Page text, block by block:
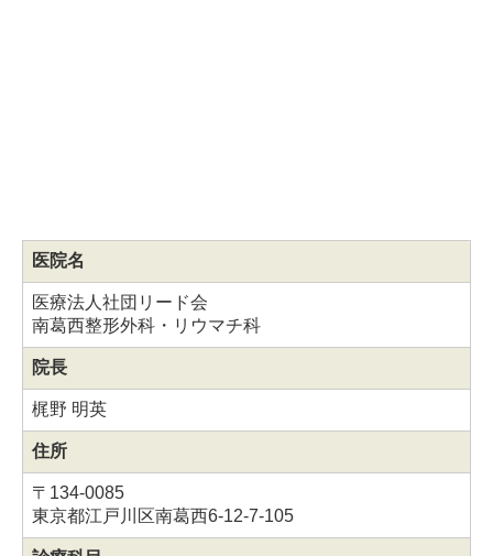
医院名
医療法人社団リード会
南葛西整形外科・リウマチ科
院長
梶野 明英
住所
〒134-0085
東京都江戸川区南葛西6-12-7-105